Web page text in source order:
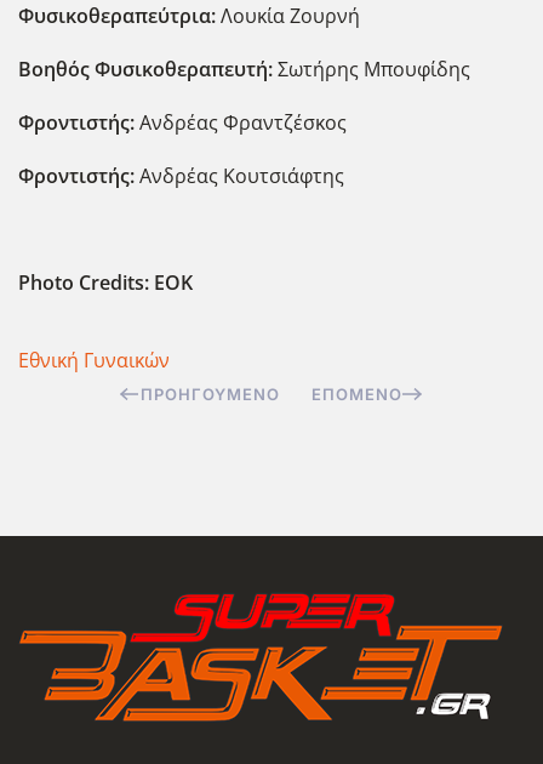
Φυσικοθεραπεύτρια:Λουκία Ζουρνή
Βοηθός Φυσικοθεραπευτή:Σωτήρης Μπουφίδης
Φροντιστής:Ανδρέας Φραντζέσκος
Φροντιστής:Ανδρέας Κουτσιάφτης
Photo Credits: EOK
Εθνική Γυναικών
ΠΡΟΗΓΟΎΜΕΝΟ ΕΠΌΜΕΝΟ